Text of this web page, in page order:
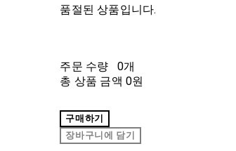
품절된 상품입니다.
주문 수량
0개
총 상품 금액 0원
구매하기
장바구니에 담기